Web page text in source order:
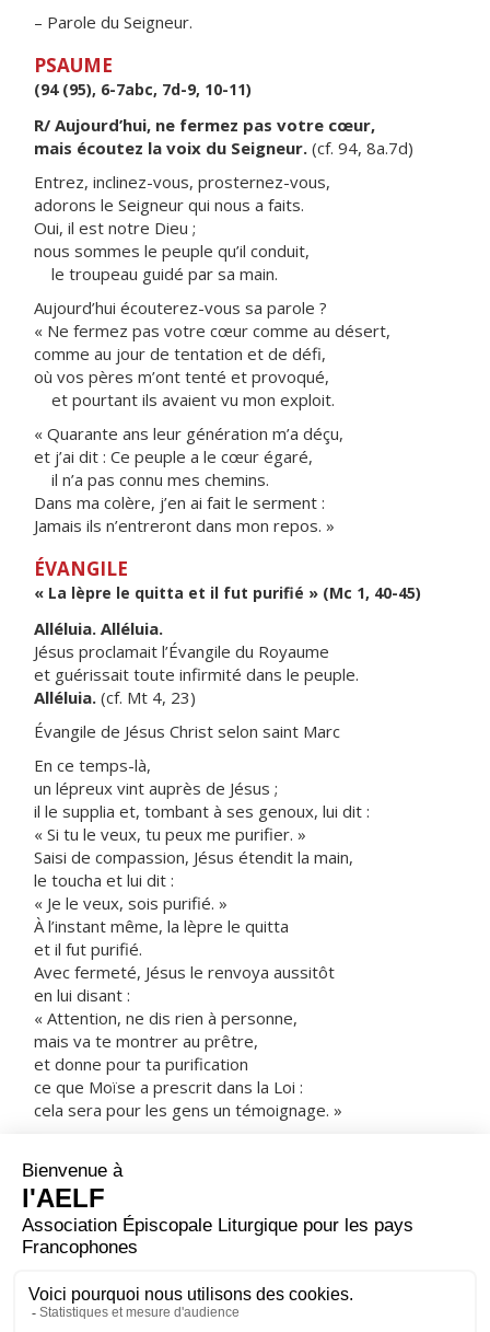
– Parole du Seigneur.
PSAUME
(94 (95), 6-7abc, 7d-9, 10-11)
R/ Aujourd’hui, ne fermez pas votre cœur,
mais écoutez la voix du Seigneur. (cf. 94, 8a.7d)
Entrez, inclinez-vous, prosternez-vous,
adorons le Seigneur qui nous a faits.
Oui, il est notre Dieu ;
nous sommes le peuple qu’il conduit,
le troupeau guidé par sa main.
Aujourd’hui écouterez-vous sa parole ?
« Ne fermez pas votre cœur comme au désert,
comme au jour de tentation et de défi,
où vos pères m’ont tenté et provoqué,
et pourtant ils avaient vu mon exploit.
« Quarante ans leur génération m’a déçu,
et j’ai dit : Ce peuple a le cœur égaré,
il n’a pas connu mes chemins.
Dans ma colère, j’en ai fait le serment :
Jamais ils n’entreront dans mon repos. »
ÉVANGILE
« La lèpre le quitta et il fut purifié » (Mc 1, 40-45)
Alléluia. Alléluia.
Jésus proclamait l’Évangile du Royaume
et guérissait toute infirmité dans le peuple.
Alléluia. (cf. Mt 4, 23)
Évangile de Jésus Christ selon saint Marc
En ce temps-là,
un lépreux vint auprès de Jésus ;
il le supplia et, tombant à ses genoux, lui dit :
« Si tu le veux, tu peux me purifier. »
Saisi de compassion, Jésus étendit la main,
le toucha et lui dit :
« Je le veux, sois purifié. »
À l’instant même, la lèpre le quitta
et il fut purifié.
Avec fermeté, Jésus le renvoya aussitôt
en lui disant :
« Attention, ne dis rien à personne,
mais va te montrer au prêtre,
et donne pour ta purification
ce que Moïse a prescrit dans la Loi :
cela sera pour les gens un témoignage. »
cet homme se mit à proclamer et à répandre la
nouvelle,
de sorte que Jésus ne pouvait plus entrer ouvertement
dans une ville,
mais restait à l’écart, dans des endroits déserts.
De partout cependant on venait à lui.
– Acclamons la Parole de Dieu.